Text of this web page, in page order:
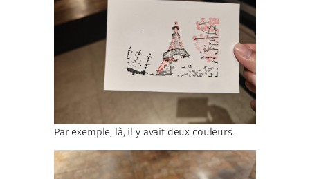
Par exemple, là, il y avait deux couleurs.